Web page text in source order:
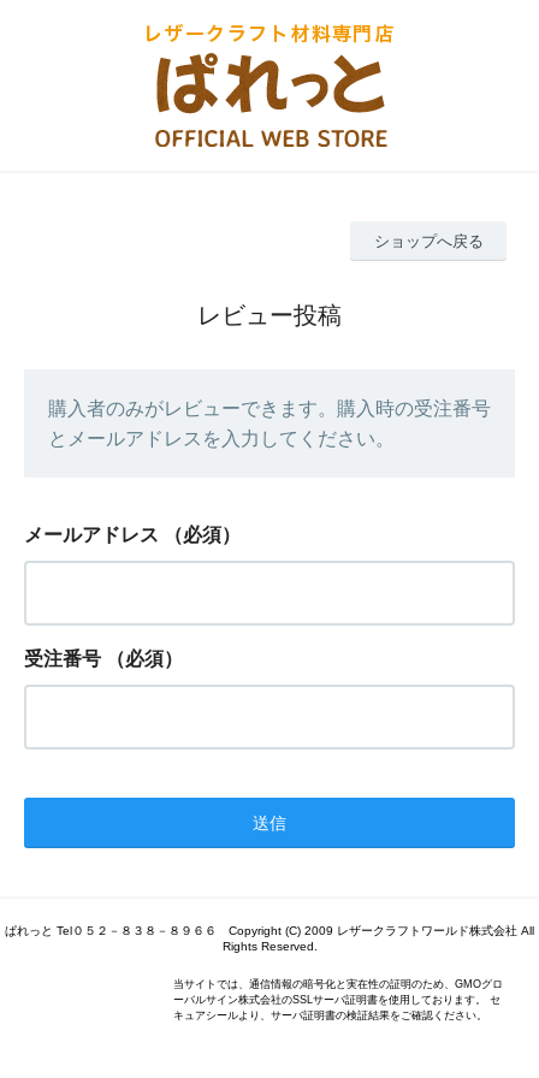
ショップへ戻る
レビュー投稿
購入者のみがレビューできます。購入時の受注番号
とメールアドレスを入力してください。
メールアドレス （必須）
受注番号 （必須）
ぱれっと Tel０５２－８３８－８９６６ Copyright (C) 2009 レザークラフトワールド株式会社 All
Rights Reserved.
当サイトでは、通信情報の暗号化と実在性の証明のため、GMOグロ
ーバルサイン株式会社のSSLサーバ証明書を使用しております。 セ
キュアシールより、サーバ証明書の検証結果をご確認ください。